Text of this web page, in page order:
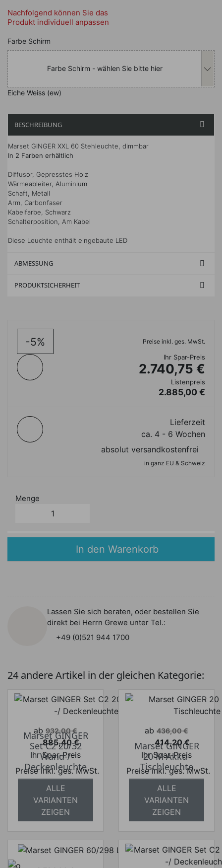
Nachfolgend können Sie das
Produkt individuell anpassen
Nachfolgend können Sie das
Farbe Schirm
Farbe Schirm - wählen Sie bitte hier
Eiche Weiss (ew)
BESCHREIBUNG 
Marset GINGER XXL 60 Stehleuchte, dimmbar
In 2 Farben erhältlich
Diffusor, Gepresstes Holz
Wärmeableiter, Aluminium
Schaft, Metall
Arm, Carbonfaser
Kabelfarbe, Schwarz
Schalterposition, Am Kabel
Diese Leuchte enthält eingebaute LED
ABMESSUNG 
PRODUKTSICHERHEIT 
-5% Preise inkl. ges. MwSt.
Ihr Spar-Preis
2.740,75 €
Listenpreis
2.885,00 €
Lieferzeit
ca. 4 - 6 Wochen
absolut versandkostenfrei
in ganz EU & Schweiz
Menge
In den Warenkorb
Lassen Sie sich beraten, oder bestellen Sie
direkt bei Herrn Grewe unter Tel.:
+49 (0)521 944 1700
24 andere Artikel in der gleichen Kategorie:
Verkaufspreis
ab 932,00 €
Preis
885,40 €
Ihr Spar-Preis
Preise inkl. ges. MwSt.
absolut
versandkostenfrei
Marset GINGER
Set C2 20/32
Wand-/
Deckenleuchte
ALLE
VARIANTEN
ZEIGEN
Verkaufspreis
ab 436,00 €
Preis
414,20 €
Ihr Spar-Preis
Preise inkl. ges. MwSt.
absolut
versandkostenfrei
Marset GINGER
20 M Akku-
Tischleuchte
ALLE
VARIANTEN
ZEIGEN